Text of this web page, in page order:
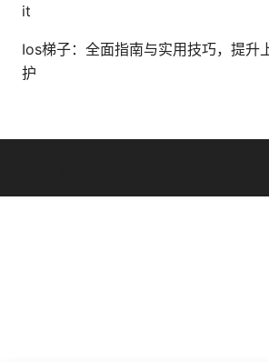
it
Ios梯子：全面指南与实用技巧，提升
护